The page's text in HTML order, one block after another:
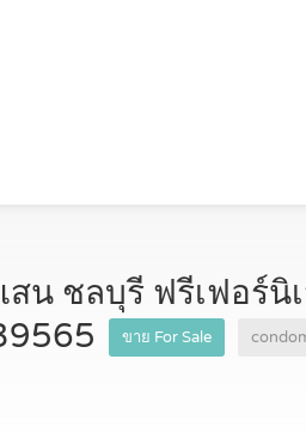
น ชลบุรี ฟรีเฟอร์นิ
ขาย For Sale